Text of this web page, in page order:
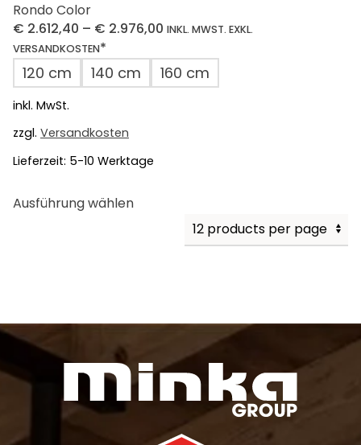
Rondo Color
€ 2.612,40 – € 2.976,00 INKL. MWST. EXKL.
VERSANDKOSTEN*
120 cm 140 cm 160 cm
inkl. MwSt.
zzgl. Versandkosten
Lieferzeit: 5-10 Werktage
Ausführung wählenProdukt
mehrere
auf
Produktseite
gewählt